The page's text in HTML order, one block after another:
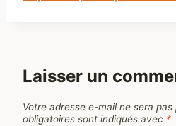
Laisser un
Votre adresse e-mail ne sera pas
obligatoires sont indiqués avec *